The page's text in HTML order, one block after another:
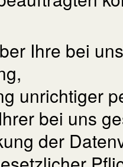
Ihre bei
unrichtiger
bei uns
der